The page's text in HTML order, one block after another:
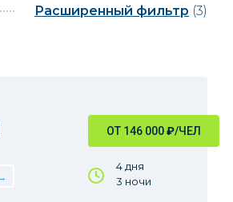
Расширенный фильтр (3)
ОТ 146 000₽/ЧЕЛ
4 дня
3 ночи